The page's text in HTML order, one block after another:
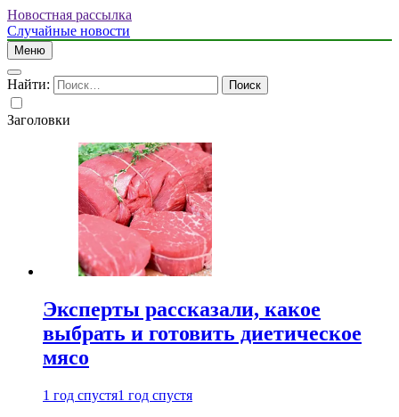
Новостная рассылка
Случайные новости
Меню
Найти:
Заголовки
Эксперты рассказали, какое
выбрать и готовить диетическое
мясо
1 год спустя1 год спустя